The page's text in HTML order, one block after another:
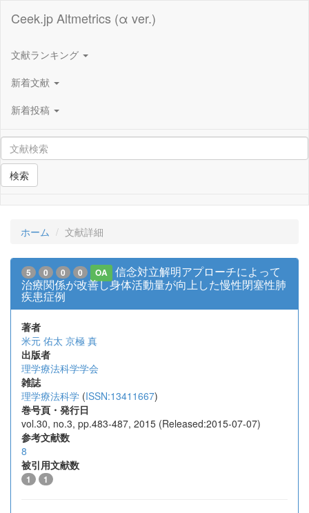
Ceek.jp Altmetrics (α ver.)
文献ランキング
新着文献
新着投稿
検索
ホーム 文献詳細
5 0 0 0 OA
信念対立解明アプローチによって
治療関係が改善し身体活動量が向上した慢性閉塞性肺
疾患症例
著者
米元 佑太 京極 真
出版者
理学療法科学学会
雑誌
理学療法科学 (ISSN:13411667)
巻号頁・発行日
vol.30, no.3, pp.483-487, 2015 (Released:2015-07-07)
参考文献数
8
被引用文献数
1 1